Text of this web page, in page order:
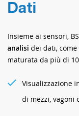
Dati
Insieme ai sensori,
analisi dei dati,
maturata da più di
Visualizzazione
di mezzi, vagoni